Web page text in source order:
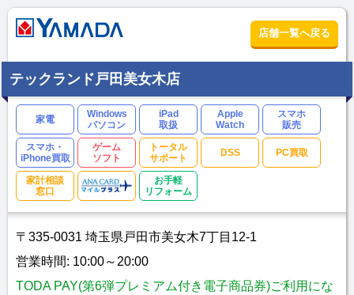
店舗一覧へ戻る
テックランド戸田美女木店
家電
Windows
パソコン
iPad
取扱
Apple
Watch
スマホ
販売
スマホ・
iPhone買取
ゲーム
ソフト
トータル
サポート
DSS PC買取
家計相談
窓口
お手軽
リフォーム
〒335-0031 埼玉県戸田市美女木7丁目12-1
営業時間: 10:00～20:00
TODA PAY(第6弾プレミアム付き電子商品券)ご利用にな